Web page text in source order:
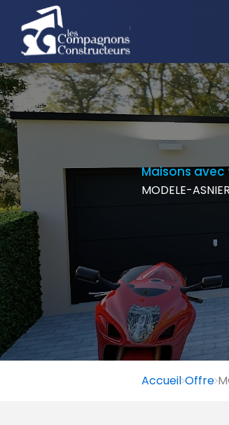
Maisons
MODELE-
Accueil Offre